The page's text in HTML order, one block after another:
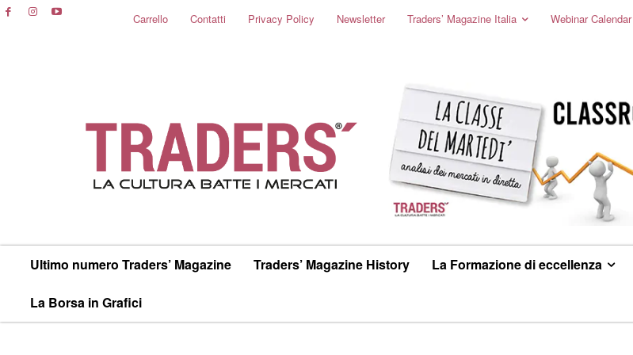
Carrello Contatti Privacy Policy Newsletter Traders’ Magazine Italia Webinar Calendar
Ultimo numero Traders’ Magazine Traders’ Magazine History La Formazione di eccellenza
La Borsa in Grafici